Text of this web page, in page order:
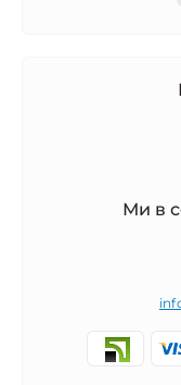
Ми в